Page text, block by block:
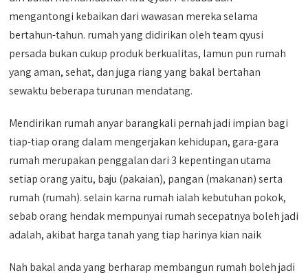
mengantongi kebaikan dari wawasan mereka selama
bertahun-tahun. rumah yang didirikan oleh team qyusi
persada bukan cukup produk berkualitas, lamun pun rumah
yang aman, sehat, dan juga riang yang bakal bertahan
sewaktu beberapa turunan mendatang.
Mendirikan rumah anyar barangkali pernah jadi impian bagi
tiap-tiap orang dalam mengerjakan kehidupan, gara-gara
rumah merupakan penggalan dari 3 kepentingan utama
setiap orang yaitu, baju (pakaian), pangan (makanan) serta
rumah (rumah). selain karna rumah ialah kebutuhan pokok,
sebab orang hendak mempunyai rumah secepatnya boleh jadi
adalah, akibat harga tanah yang tiap harinya kian naik
Nah bakal anda yang berharap membangun rumah boleh jadi